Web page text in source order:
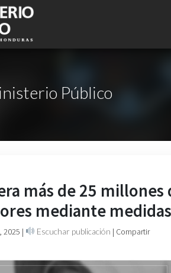
Público
más de 25
mediante
2025 | Escuchar publicación | Compartir